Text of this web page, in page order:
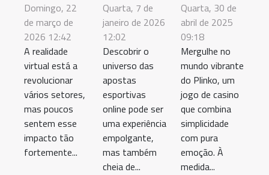
Domingo, 22
de março de
2026 12:42
A realidade
virtual está a
revolucionar
vários setores,
mas poucos
sentem esse
impacto tão
fortemente...
Quarta, 7 de
janeiro de 2026
12:02
Descobrir o
universo das
apostas
esportivas
online pode ser
uma experiência
empolgante,
mas também
cheia de...
Quarta, 30 de
abril de 2025
09:18
Mergulhe no
mundo vibrante
do Plinko, um
jogo de casino
que combina
simplicidade
com pura
emoção. À
medida...